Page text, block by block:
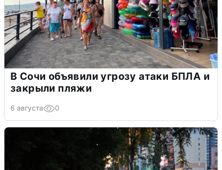
В Сочи объявили угрозу атаки БПЛА и
закрыли пляжи
6 августа 0